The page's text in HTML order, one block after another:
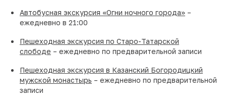
Автобусная экскурсия «Огни ночного города» –
ежедневно в 21:00
Пешеходная экскурсия по Старо-Татарской
слободе – ежедневно по предварительной записи
Пешеходная экскурсия в Казанский Богородицкий
мужской монастырь – ежедневно по предварительной
записи